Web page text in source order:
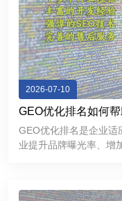
2026-07-10
GEO优化排名如何
GEO优化排名是企业适
业提升品牌曝光率、增